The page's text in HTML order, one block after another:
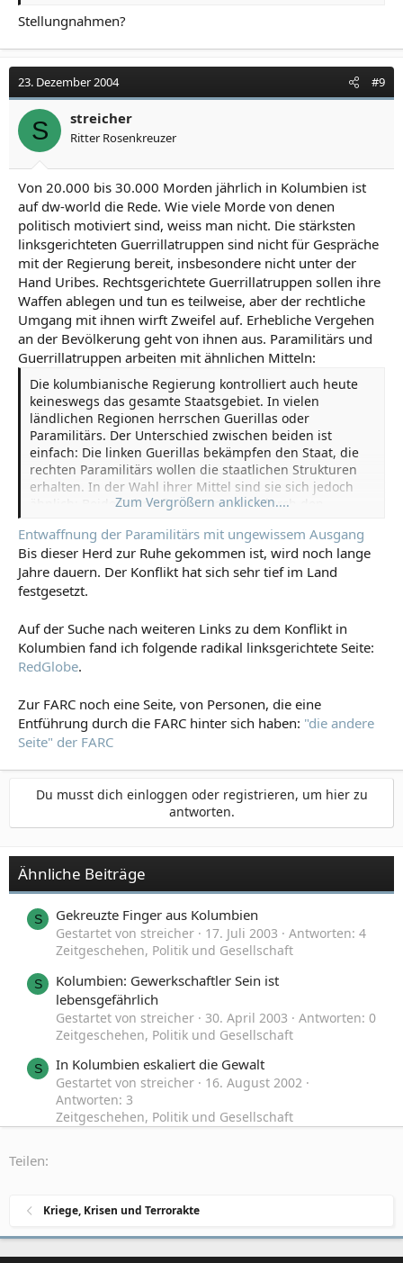
Farc. Dabei könnte er zeigen, daß seine Regierung
humanitären Pakt zu schließen. Ich bin davon
überzeugt, daß nur mit einem solchen Pakt, nicht aber
durch die militärische Konfrontation, das Leben der
Geiseln gerettet werden könnte. Hier steht ja nicht nur
das Leben von Ingrid, sondern von 3000 Geiseln auf
Stellungnahmen?
23. Dezember 2004 #9
S streicher
Ritter Rosenkreuzer
Von 20.000 bis 30.000 Morden jährlich in Kolumbien ist
auf dw-world die Rede. Wie viele Morde von denen
politisch motiviert sind, weiss man nicht. Die stärksten
linksgerichteten Guerrillatruppen sind nicht für Gespräche
mit der Regierung bereit, insbesondere nicht unter der
Hand Uribes. Rechtsgerichtete Guerrillatruppen sollen ihre
Waffen ablegen und tun es teilweise, aber der rechtliche
Umgang mit ihnen wirft Zweifel auf. Erhebliche Vergehen
an der Bevölkerung geht von ihnen aus. Paramilitärs und
Guerrillatruppen arbeiten mit ähnlichen Mitteln:
Die kolumbianische Regierung kontrolliert auch heute
keineswegs das gesamte Staatsgebiet. In vielen
ländlichen Regionen herrschen Guerillas oder
Paramilitärs. Der Unterschied zwischen beiden ist
einfach: Die linken Guerillas bekämpfen den Staat, die
rechten Paramilitärs wollen die staatlichen Strukturen
erhalten. In der Wahl ihrer Mittel sind sie sich jedoch
ähnlich: Beide Seiten finanzieren sich durch den
zahllose Anschläge und Massaker mit tausenden Toten.
Zum Vergrößern anklicken....
Entwaffnung der Paramilitärs mit ungewissem Ausgang
Bis dieser Herd zur Ruhe gekommen ist, wird noch lange
Jahre dauern. Der Konflikt hat sich sehr tief im Land
festgesetzt.
Auf der Suche nach weiteren Links zu dem Konflikt in
Kolumbien fand ich folgende radikal linksgerichtete Seite:
RedGlobe.
Zur FARC noch eine Seite, von Personen, die eine
Entführung durch die FARC hinter sich haben: "die andere
Seite" der FARC
Du musst dich einloggen oder registrieren, um hier zu
antworten.
Ähnliche Beiträge
S Gekreuzte Finger aus Kolumbien
Gestartet von streicher 17. Juli 2003
Antworten: 4
Zeitgeschehen, Politik und Gesellschaft
S
Kolumbien: Gewerkschaftler Sein ist
lebensgefährlich
Gestartet von streicher 30. April 2003
Antworten: 0
Zeitgeschehen, Politik und Gesellschaft
S In Kolumbien eskaliert die Gewalt
Gestartet von streicher
16. August 2002
Antworten: 3
Zeitgeschehen, Politik und Gesellschaft
Teilen:
Kriege, Krisen und Terrorakte